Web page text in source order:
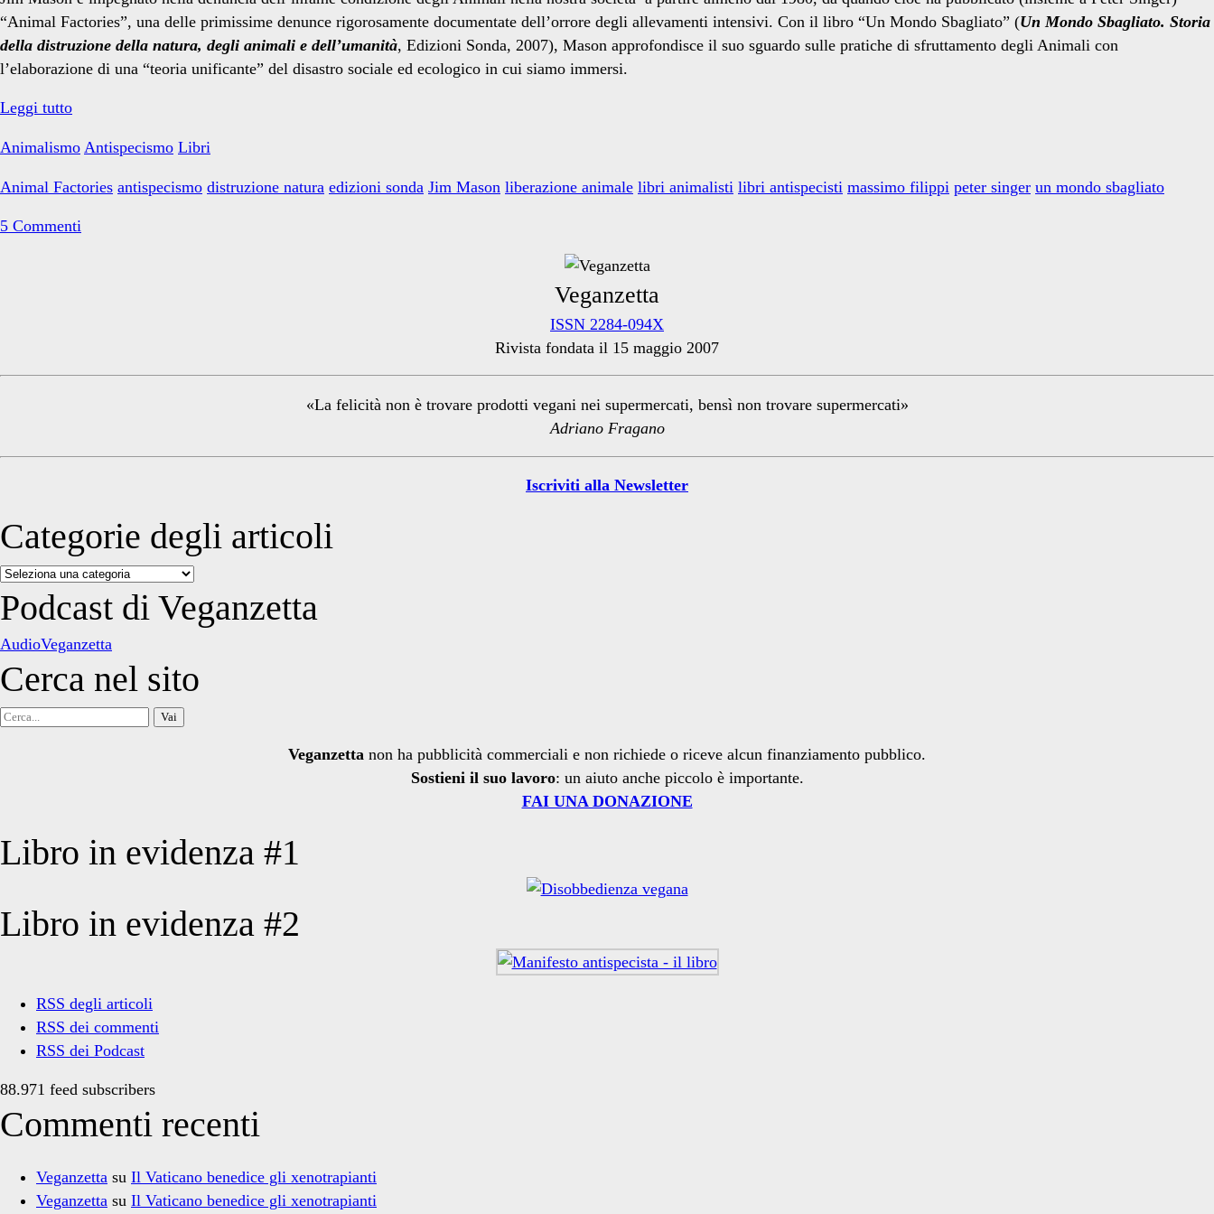
Factories</span>
“Animal Factories”, una delle primissime denunce rigorosamente documentate dell’orrore degli allevamenti intensivi. Con il libro “Un Mondo Sbagliato” (Un Mondo Sbagliato. Storia
della distruzione della natura, degli animali e dell’umanità, Edizioni Sonda, 2007), Mason approfondisce il suo sguardo sulle pratiche di sfruttamento degli Animali con
l’elaborazione di una “teoria unificante” del disastro sociale ed ecologico in cui siamo immersi.
Leggi tuttoNon
ma
sbagliato
Animalismo Antispecismo Libri
Animal Factories antispecismo distruzione natura edizioni sonda Jim Mason liberazione animale libri animalisti libri antispecisti massimo filippi peter singer un mondo sbagliato
5 Commenti
Sidebar
Veganzetta
ISSN 2284-094X
Rivista fondata il 15 maggio 2007
«La felicità non è trovare prodotti vegani nei supermercati, bensì non trovare supermercati»
Adriano Fragano
Iscriviti alla Newsletter
Categorie degli articoli
Categorie
degli
articoli
Podcast di Veganzetta
AudioVeganzetta
Cerca nel sito
Cerca
Veganzetta non ha pubblicità commerciali e non richiede o riceve alcun finanziamento pubblico.
Sostieni il suo lavoro: un aiuto anche piccolo è importante.
FAI UNA DONAZIONE
Libro in evidenza #1
Libro in evidenza #2
RSS degli articoli
RSS dei commenti
RSS dei Podcast
88.971 feed subscribers
Commenti recenti
Veganzetta su Il Vaticano benedice gli xenotrapianti
Veganzetta su Il Vaticano benedice gli xenotrapianti